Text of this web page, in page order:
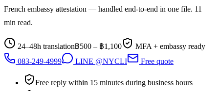
French embassy attestation — handled end-to-end in one file. 11
min read.
24–48h translation฿500 – ฿1,100
MFA + embassy ready
083-249-4999
LINE @NYCLI Free quote
Free reply within 15 minutes during business hours